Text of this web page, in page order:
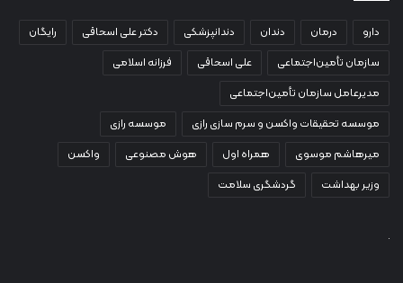
دارو درمان دندان دندانپزشکی دکتر علی اسحاقی
رایگان
سازمان تأمین‌اجتماعی
علی اسحاقی
فرزانه اسلامی
مدیرعامل سازمان تأمین‌اجتماعی
موسسه تحقیقات واکسن و سرم سازی رازی
موسسه رازی
میرهاشم موسوی
همراه اول هوش مصنوعی
واکسن
وزیر بهداشت
گردشگری سلامت